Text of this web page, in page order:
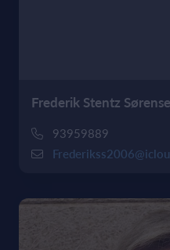
Frederik Stentz
93959889